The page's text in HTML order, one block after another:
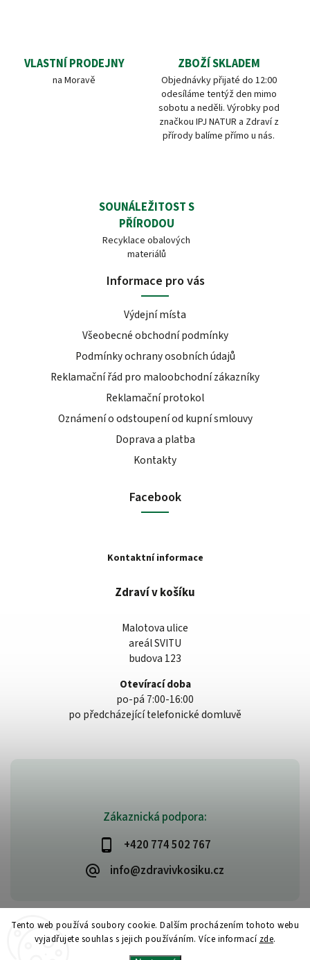
Tento web používá soubory cookie. Dalším procházením tohoto webu
vyjadřujete souhlas s jejich používáním. Více informací zde.
VLASTNÍ PRODEJNY
na Moravě
ZBOŽÍ SKLADEM
Objednávky přijaté do 12:00
odesíláme tentýž den mimo
sobotu a neděli. Výrobky pod
značkou IPJ NATUR a Zdraví z
přírody balíme přímo u nás.
SOUNÁLEŽITOST S
PŘÍRODOU
Recyklace obalových
materiálů
Zákaznická podpora:
+420 774 502 767
info@zdravivkosiku.cz
Informace pro vás
Výdejní místa
Všeobecné obchodní podmínky
Podmínky ochrany osobních údajů
Reklamační řád pro maloobchodní zákazníky
Reklamační protokol
Oznámení o odstoupení od kupní smlouvy
Doprava a platba
Kontakty
Facebook
Kontaktní informace
Zdraví v košíku
Malotova ulice
areál SVITU
budova 123
Otevírací doba
po-pá 7:00-16:00
po předcházející telefonické domluvě
www.zdravivkosiku.cz